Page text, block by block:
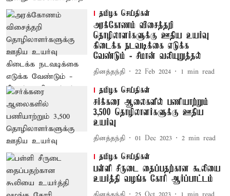
தமிழக செய்திகள்
அரக்கோணம் விசைத்தறி
தொழிலாளர்களுக்கு ஊதிய உயர்வு
கிடைக்க நடவடிக்கை எடுக்க
வேண்டும் - சீமான் வலியுறுத்தல்
தினத்தந்தி 22 Feb 2024 1 min read
தமிழக செய்திகள்
சர்க்கரை ஆலைகளில் பணியாற்றும்
3,500 தொழிலாளர்களுக்கு ஊதிய
உயர்வு
தினத்தந்தி 01 Dec 2023 2 min read
தமிழக செய்திகள்
பள்ளி சீருடை தைப்பதற்கான கூலியை
உயர்த்தி வழங்க கோரி ஆர்ப்பாட்டம்